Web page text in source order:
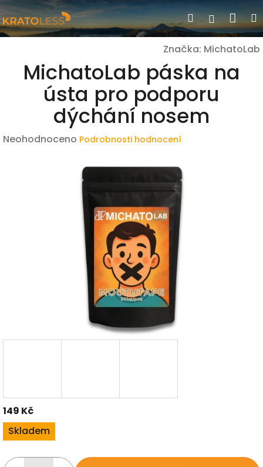
Přejít
na
obsah
Hledat
Značka: MichatoLab
MichatoLab páska na
ústa pro podporu
dýchání nosem
Průměrné
Neohodnoceno Podrobnosti hodnocení
149 Kč
Měrná
cena:
Skladem